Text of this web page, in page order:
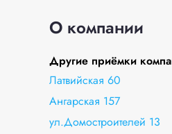
О компании
Другие приёмки
Латвийская 60
Ангарская 157
ул.Домостроителей 13